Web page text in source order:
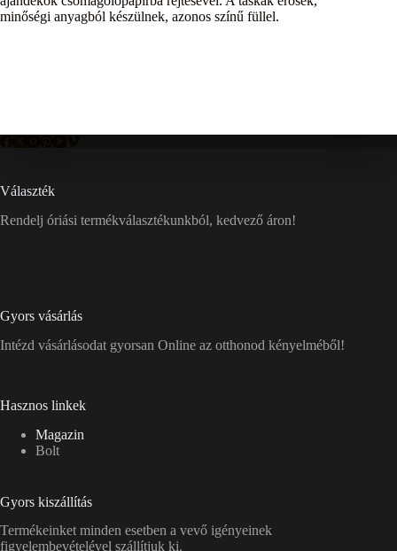
minőségi anyagból készülnek, azonos színű füllel.
Választék
Rendelj óriási termékválasztékunkból, kedvező áron!
Gyors vásárlás
Intézd vásárlásodat gyorsan Online az otthonod kényelméből!
Hasznos linkek
Magazin
Bolt
Gyors kiszállítás
Termékeinket minden esetben a vevő igényeinek
figyelembevételével szállítjuk ki.